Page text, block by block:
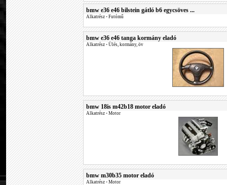
bmw e36 e46 bilstein gátló b6 egycsöves ...
Alkatrész • Futómű
bmw e36 e46 tanga kormány eladó
Alkatrész • Ülés, kormány, öv
bmw 18is m42b18 motor eladó
Alkatrész • Motor
bmw m30b35 motor eladó
Alkatrész • Motor